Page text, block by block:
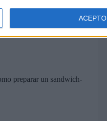
ACEPTO
preparar un sandwich-